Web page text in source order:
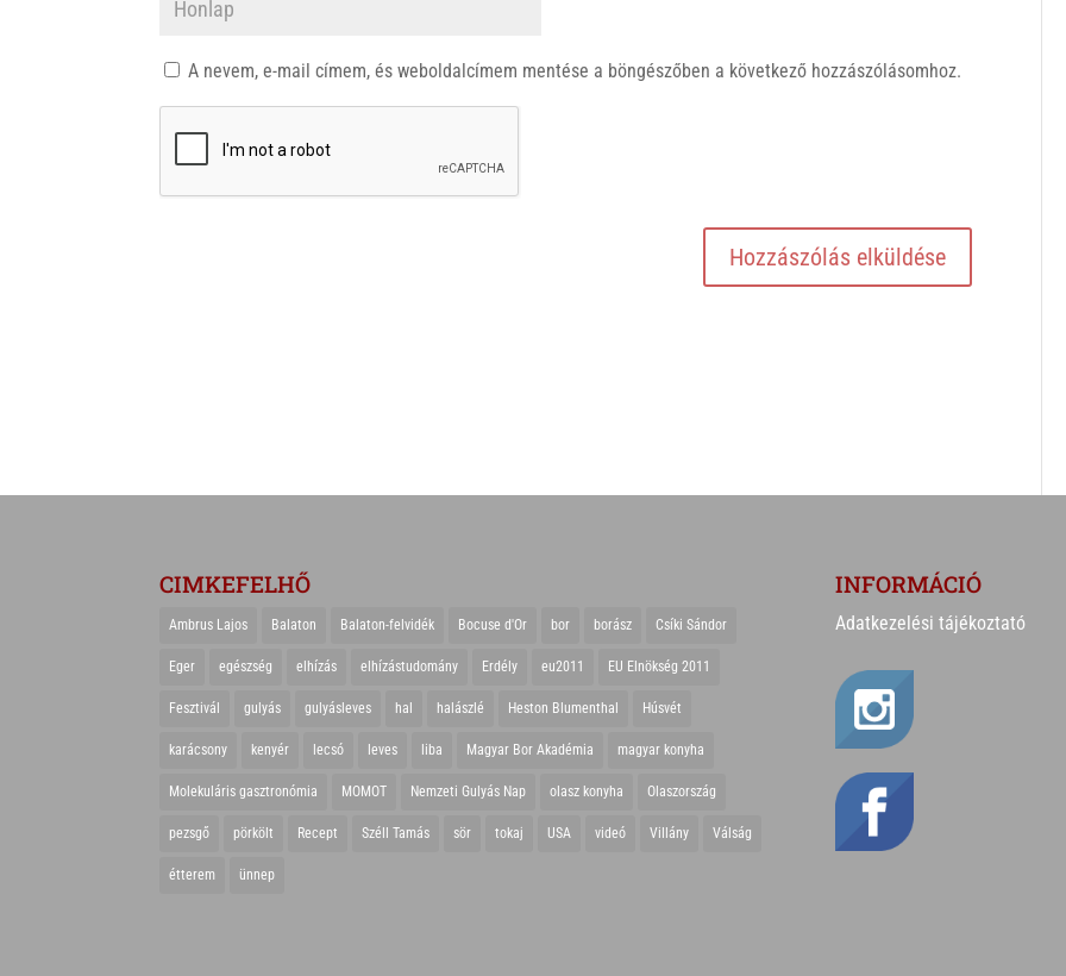
A nevem, e-mail címem, és weboldalcímem mentése a böngészőben a következő hozzászólásomhoz.
CIMKEFELHŐ
Ambrus Lajos Balaton Balaton-felvidék Bocuse d'Or bor borász Csíki Sándor
Eger egészség elhízás elhízástudomány Erdély eu2011 EU Elnökség 2011
Fesztivál gulyás gulyásleves hal halászlé Heston Blumenthal Húsvét
karácsony kenyér lecsó leves liba Magyar Bor Akadémia magyar konyha
Molekuláris gasztronómia MOMOT Nemzeti Gulyás Nap olasz konyha Olaszország
pezsgő pörkölt Recept Széll Tamás sör tokaj USA videó Villány Válság
étterem ünnep
INFORMÁCIÓ
Adatkezelési tájékoztató